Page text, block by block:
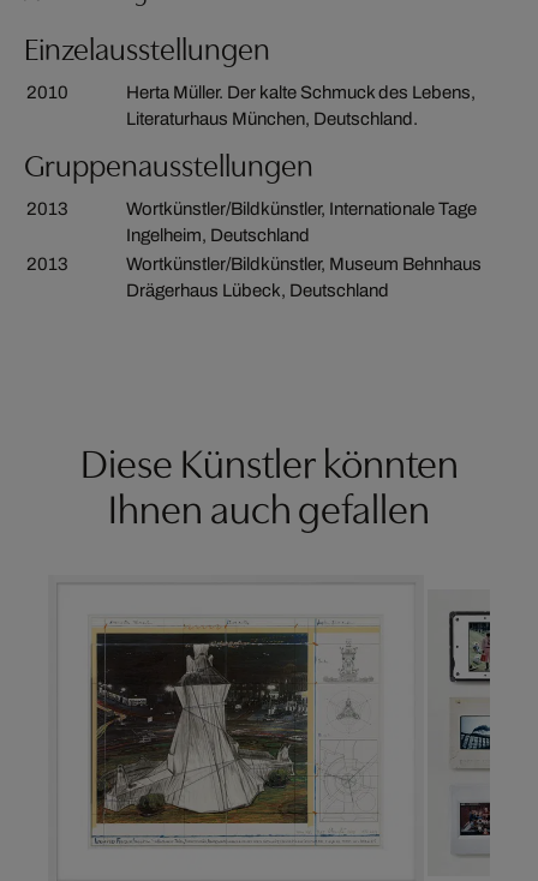
Einzelausstellungen
2010
Herta Müller. Der kalte Schmuck des Lebens,
Literaturhaus München, Deutschland.
Gruppenausstellungen
2013
Wortkünstler/Bildkünstler, Internationale Tage
Ingelheim, Deutschland
2013
Wortkünstler/Bildkünstler, Museum Behnhaus
Drägerhaus Lübeck, Deutschland
Diese Künstler könnten
Ihnen auch gefallen